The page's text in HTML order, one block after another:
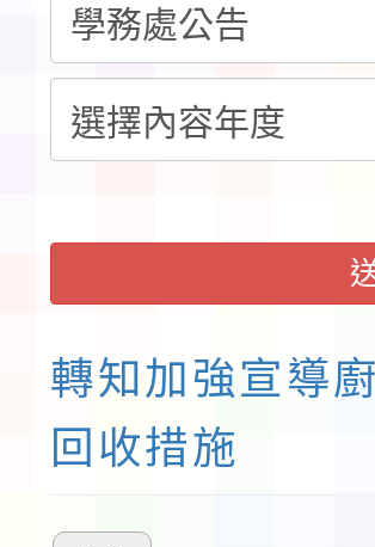
童軍小隊長訓
轉知加強宣導
回收措施